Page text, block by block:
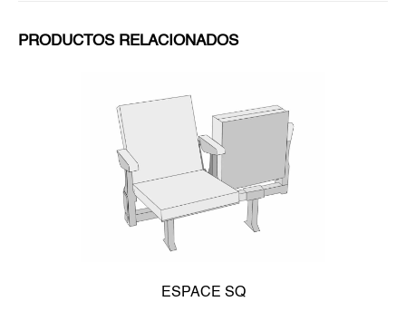
PRODUCTOS RELACIONADOS
ESPACE SQ